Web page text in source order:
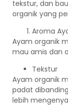
tekstur, dan
organik yang
Aroma
Ayam organik
mau amis dan
Tekstur
Ayam organik
padat
lebih